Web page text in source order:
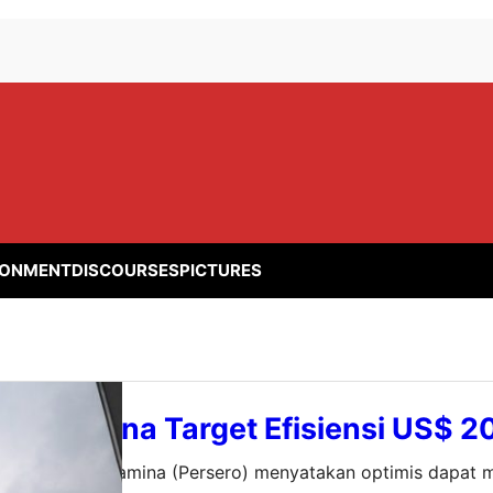
DISCOURSESPICTURES
Pertamina Target Efisiensi US$
— PT Pertamina (Persero) menyatakan optimis dapat